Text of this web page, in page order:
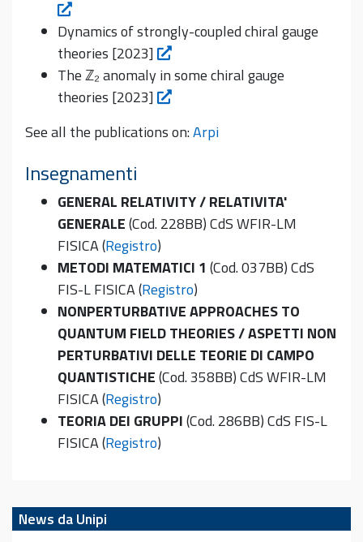
Dynamics of strongly-coupled chiral gauge
theories [2023]
The ℤ₂ anomaly in some chiral gauge
theories [2023]
See all the publications on:Arpi
Insegnamenti
GENERAL RELATIVITY / RELATIVITA'
GENERALE(Cod. 228BB) CdS WFIR-LM
FISICA (Registro)
METODI MATEMATICI 1 (Cod. 037BB) CdS
FIS-L FISICA (Registro)
NONPERTURBATIVE APPROACHES TO
QUANTUM FIELD THEORIES / ASPETTI NON
PERTURBATIVI DELLE TEORIE DI CAMPO
QUANTISTICHE(Cod. 358BB) CdS WFIR-LM
FISICA (Registro)
TEORIA DEI GRUPPI(Cod. 286BB) CdS FIS-L
FISICA (Registro)
News da Unipi